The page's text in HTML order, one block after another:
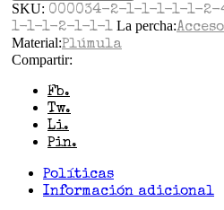
SKU: 000034-2-1-1-1-1-1-
1-1-1-2-1-1-1 La percha:
Material:Plúmula
Compartir:
Fb.
Tw.
Li.
Pin.
Políticas
Información adicional